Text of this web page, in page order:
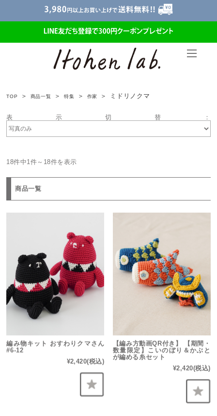
TOP 商品一覧 特集 作家 ミドリノクマ
表示切替：
18件中1件～18件を表示
商品一覧
編み物キット おすわりクマさん
#6-12
¥2,420(税込)
【編み方動画QR付き】 【期間・
数量限定】こいのぼり＆かぶと
が編める糸セット
¥2,420(税込)